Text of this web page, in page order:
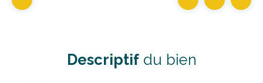
Descriptifdu bien